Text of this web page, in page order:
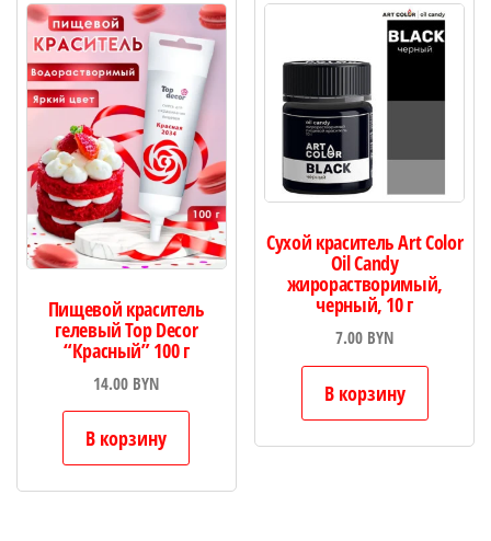
можно
странице
Пищевой краситель
гелевый Top Decor
“Красный” 100 г
14.00 BYN
В корзину
Сухой краситель Art Color
Oil Candy
жирорастворимый,
черный, 10 г
7.00 BYN
В корзину